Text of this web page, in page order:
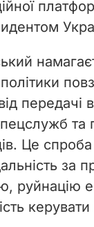
передачі
та
Це
руйнацію